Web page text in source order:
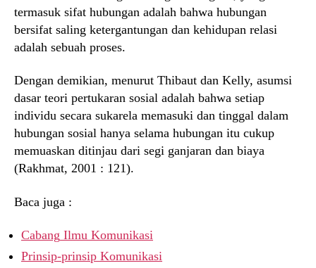
termasuk sifat hubungan adalah bahwa hubungan
bersifat saling ketergantungan dan kehidupan relasi
adalah sebuah proses.
Dengan demikian, menurut Thibaut dan Kelly, asumsi
dasar teori pertukaran sosial adalah bahwa setiap
individu secara sukarela memasuki dan tinggal dalam
hubungan sosial hanya selama hubungan itu cukup
memuaskan ditinjau dari segi ganjaran dan biaya
(Rakhmat, 2001 : 121).
Baca juga :
Cabang Ilmu Komunikasi
Prinsip-prinsip Komunikasi